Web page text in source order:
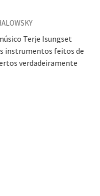
Terje Isungset
instrumentos feitos de
verdadeiramente